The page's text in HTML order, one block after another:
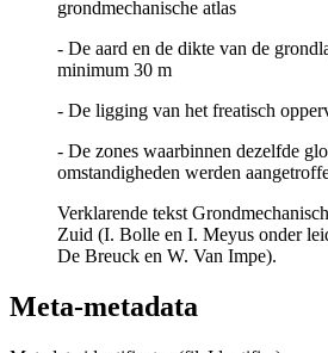
grondmechanische atlas
- De aard en de dikte van de
minimum 30 m
- De ligging van het freatisch
- De zones waarbinnen dezelfde
omstandigheden werden
Verklarende tekst
Zuid (I. Bolle en I. Meyus onder
De Breuck en W. Van Impe).
Meta-metadata